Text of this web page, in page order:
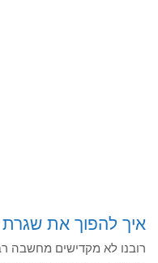
איך להפוך את שגרת
רובנו לא מקדישים מחשבה